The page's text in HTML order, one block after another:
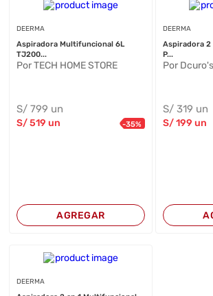
DEERMA
Aspiradora Multifuncional 6L
TJ200...
Por TECH HOME STORE
S/799 un
S/519 un -35%
AGREGAR
DEERMA
Aspiradora 2
P...
Por Dcuro's
S/ 319 un
S/199 un
DEERMA